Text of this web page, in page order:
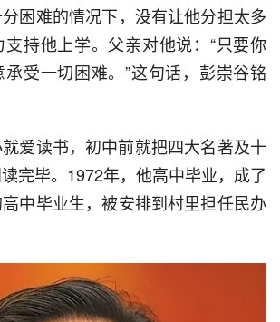
困难的情况下，没有让他分担太多
持他上学。父亲对他说：“只要你
受一切困难。”这句话，彭崇谷铭
读书，初中前就把四大名著及十
完毕。1972年，他高中毕业，成了
中毕业生，被安排到村里担任民办